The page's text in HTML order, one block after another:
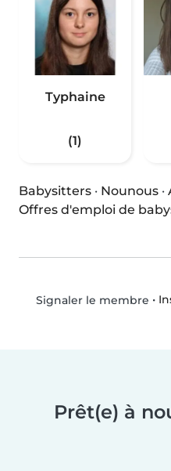
Typhaine
(1)
Babysitters · Nounous ·
Offres d'emploi de
Signaler le membre •
Prêt(e) à